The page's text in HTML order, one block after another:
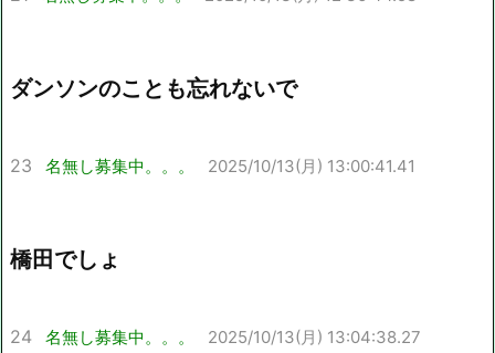
ダンソンのことも忘れないで
23 名無し募集中。。。 2025/10/13(月) 13:00:41.41
橋田でしょ
24 名無し募集中。。。 2025/10/13(月) 13:04:38.27